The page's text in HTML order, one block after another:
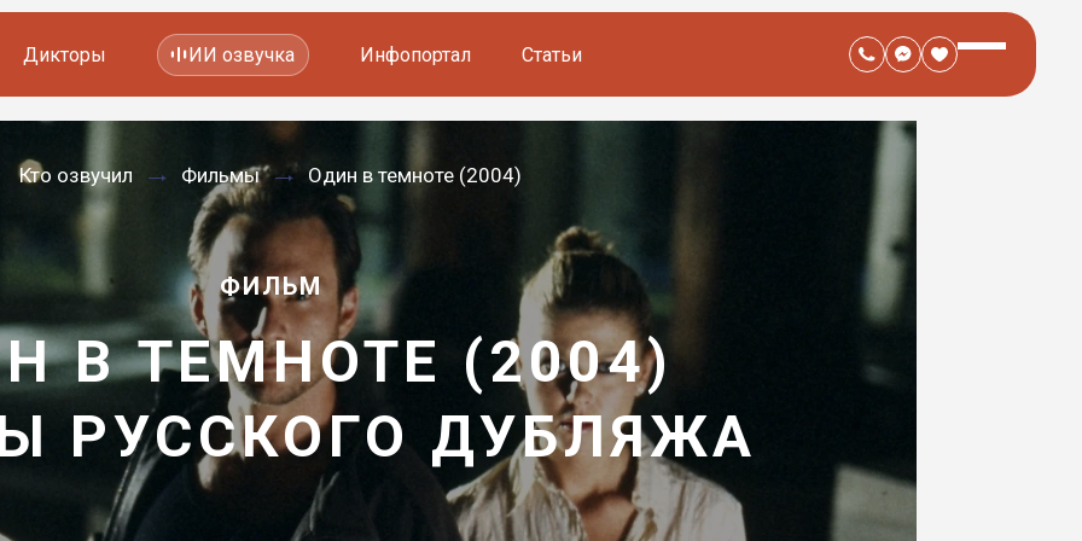
Мультфильмов
YouTube каналов
Видеорекламы
Дикторы ИИ озвучка Инфопортал Статьи
Кто озвучил Фильмы Один в темноте (2004)
ФИЛЬМ
В ТЕМНОТЕ (2004)
—
РУССКОГО ДУБЛЯЖА